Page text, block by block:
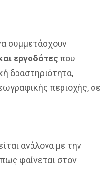
συμμετάσχουν
εργοδότεςπου
δραστηριότητα,
περιοχής, σε
ανάλογα με την
φαίνεται στον